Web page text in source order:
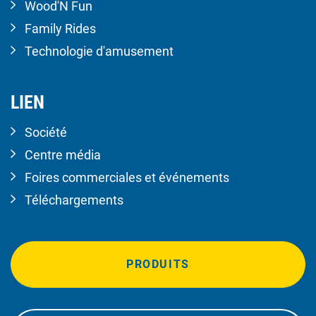
Wood'N Fun
Family Rides
Technologie d'amusement
LIEN
Société
Centre média
Foires commerciales et événements
Téléchargements
PRODUITS